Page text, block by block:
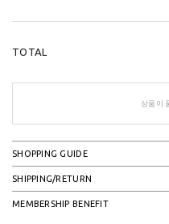
TOTAL
상품이
SHOPPING GUIDE
SHIPPING/RETURN
MEMBERSHIP BENEFIT